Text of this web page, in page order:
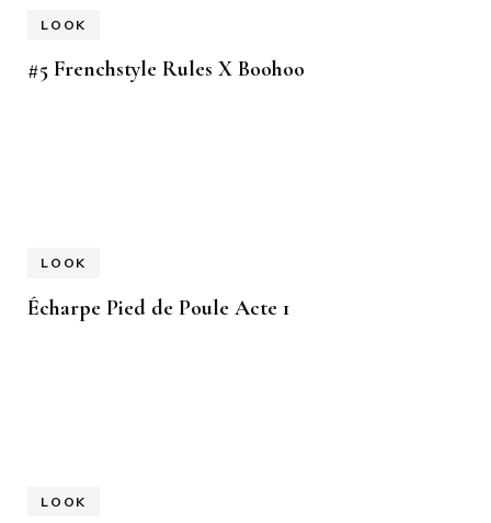
LOOK
#5 Frenchstyle Rules X Boohoo
LOOK
Écharpe Pied de Poule Acte 1
LOOK